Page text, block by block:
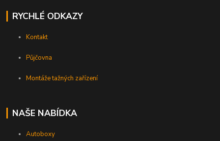
RYCHLÉ ODKAZY
Kontakt
Půjčovna
Montáže tažných zařízení
NAŠE NABÍDKA
Autoboxy